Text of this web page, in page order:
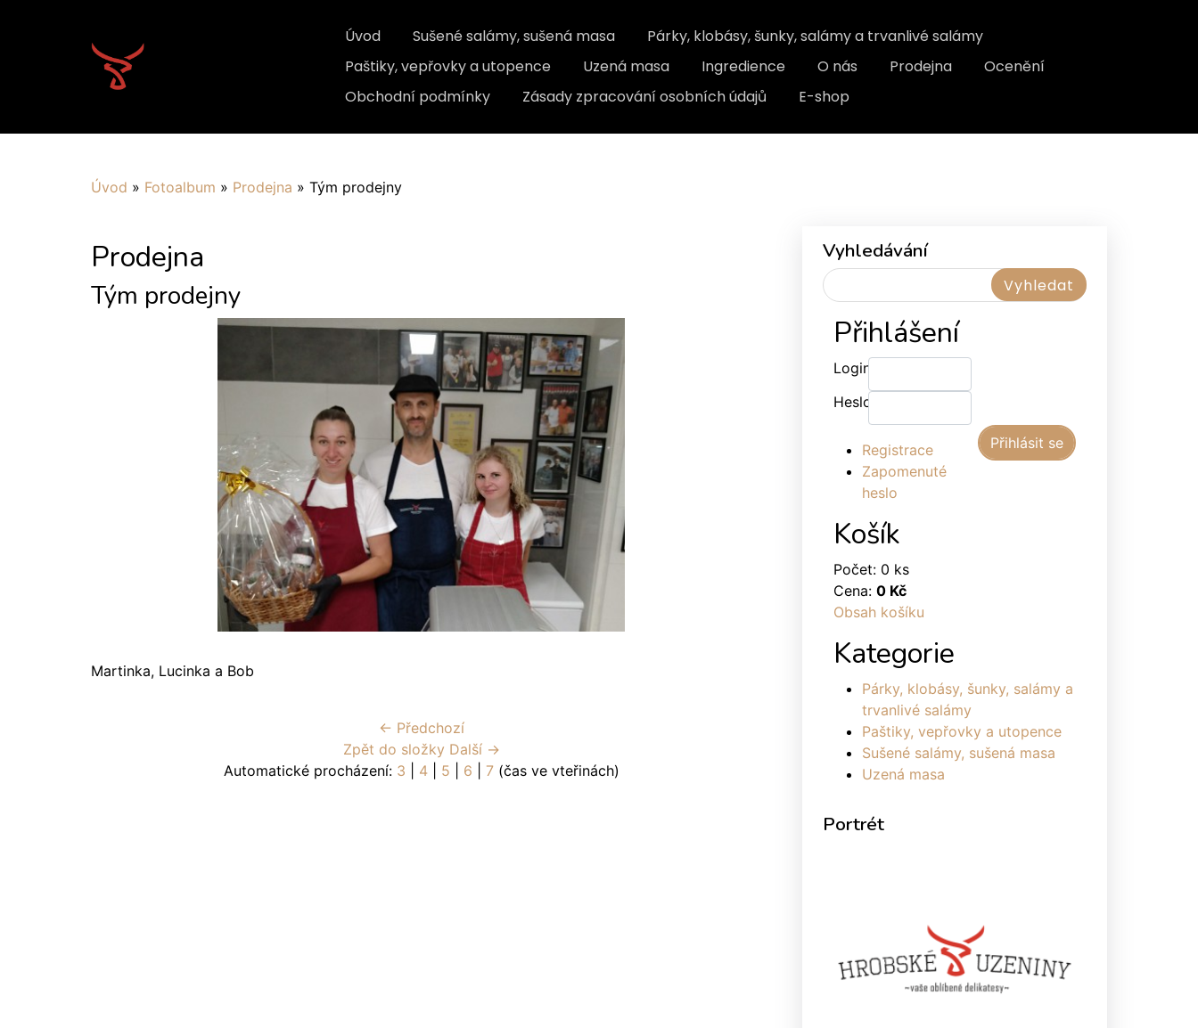
Úvod Sušené salámy, sušená masa
Párky, klobásy, šunky, salámy a trvanlivé salámy
Paštiky, vepřovky a utopence
Uzená masa Ingredience O nás Prodejna
Ocenění
Obchodní podmínky
Zásady zpracování osobních údajů E-shop
Úvod » Fotoalbum » Prodejna » Tým prodejny
Prodejna
Tým prodejny
Martinka, Lucinka a Bob
← Předchozí
Zpět do složky Další →
Automatické procházení: 3 4| 5 6 7(čas ve vteřinách)
Vyhledávání
Přihlášení
Login:
Heslo:
Registrace
Zapomenuté
heslo
Košík
Počet: 0 ks
Cena: 0 Kč
Obsah košíku
Kategorie
Párky, klobásy, šunky, salámy a
trvanlivé salámy
Paštiky, vepřovky a utopence
Sušené salámy, sušená masa
Uzená masa
Portrét